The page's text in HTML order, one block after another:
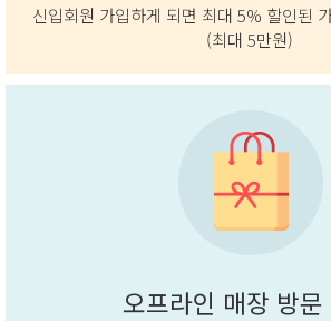
신입회원 가입하게 되면 최대 5% 할인된
(최대 5만원)
오프라인 매장 방문